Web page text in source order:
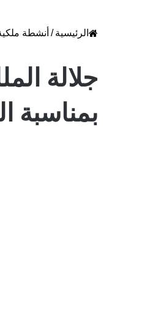
الرئيسية / أنشطة
جلالة
بمناسبة